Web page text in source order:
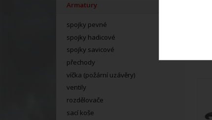
Armatury
spojky pevné
spojky hadicové
spojky savicové
přechody
víčka (požární uzávěry)
ventily
rozdělovače
sací koše